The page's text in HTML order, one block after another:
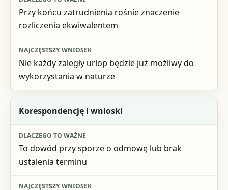
Przy końcu zatrudnienia rośnie znaczenie
rozliczenia ekwiwalentem
Nie każdy zaległy urlop będzie już możliwy do
wykorzystania w naturze
Korespondencję i wnioski
To dowód przy sporze o odmowę lub brak
ustalenia terminu